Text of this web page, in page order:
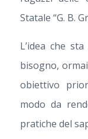
Statale “G. B.
L’idea che
bisogno,
obiettivo
modo da
pratiche del